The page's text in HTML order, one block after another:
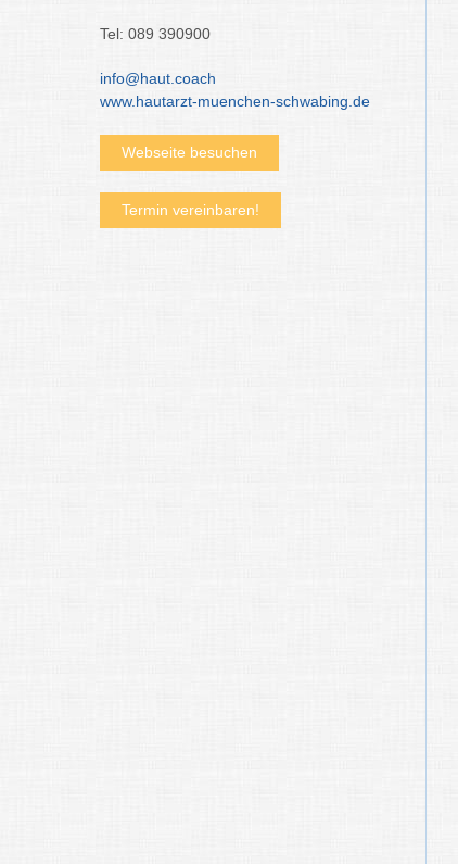
Tel: 089 390900
info@haut.coach
www.hautarzt-muenchen-schwabing.de
Webseite besuchen
Termin vereinbaren!